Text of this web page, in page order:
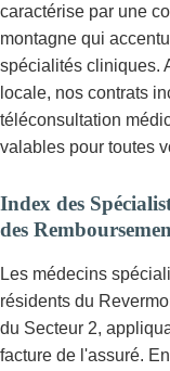
caractérise par une
montagne qui
spécialités cliniques.
locale, nos contrats
téléconsultation
valables pour toutes
Index des
des
Les médecins
résidents du
du Secteur 2,
facture de l'assuré.